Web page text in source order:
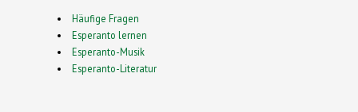
Häufige Fragen
Esperanto lernen
Esperanto-Musik
Esperanto-Literatur